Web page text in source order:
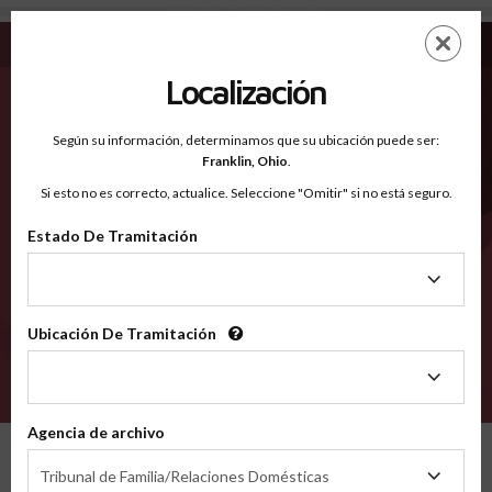
Nicholas WV - Condados Reconocidos
EN
Condados Reconocidos
2600
Localización
Según su información, determinamos que su ubicación puede ser:
Franklin, Ohio.
Si esto no es correcto, actualice. Seleccione "Omitir" si no está seguro.
Estado De Tramitación
Tramitación
Ubicación De Tramitación
Tramitación
Agencia de archivo
Tribunal de Familia/Relaciones Domésticas
de